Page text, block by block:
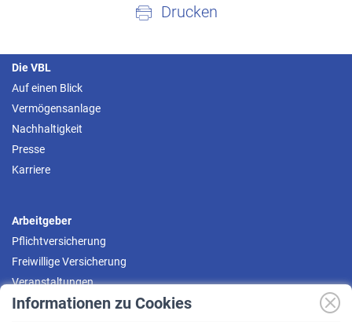
Informationen zu Cookies
Drucken
Die VBL
Auf einen Blick
Vermögensanlage
Nachhaltigkeit
Presse
Karriere
Arbeitgeber
Pflichtversicherung
Freiwillige Versicherung
Veranstaltungen